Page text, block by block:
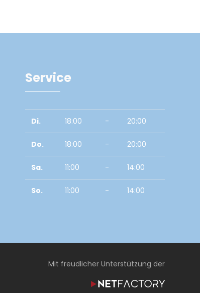
Service
Di. 18:00 - 20:00
Do. 18:00 - 20:00
Sa. 11:00 - 14:00
So. 11:00 - 14:00
Mit freudlicher Unterstützung der